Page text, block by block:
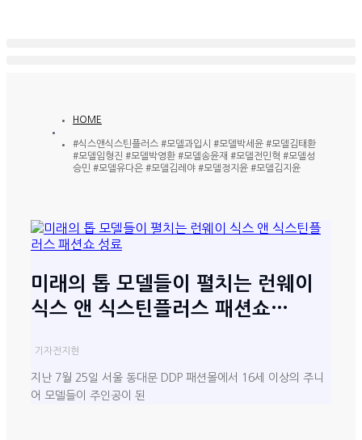
HOME
#식스앤식스틴플러스 #모델과입시 #모델박세윤 #모델김태환
#모델임형진 #모델박영환 #모델송윤재 #모델전민혁 #모델성
승민 #모델유다은 #모델김레야 #모델정지윤 #모델김지윤
미래의 톱 모델들이 펼치는 런웨이
식스 앤 식스틴플러스 패션쇼…
기자전지현
지난 7월 25일 서울 동대문 DDP 패션몰에서 16세 이상의 주니
어 모델들이 주인공이 된